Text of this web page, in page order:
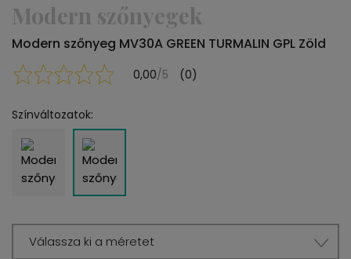
Modern szőnyegek
Modern szőnyeg MV30A GREEN TURMALIN GPL Zöld
0,00/5 (0)
Színváltozatok:
Válassza ki a méretet